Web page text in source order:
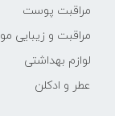
مراقبت پوست
مراقبت و زیبایی مو
لوازم بهداشتی
عطر و ادکلن